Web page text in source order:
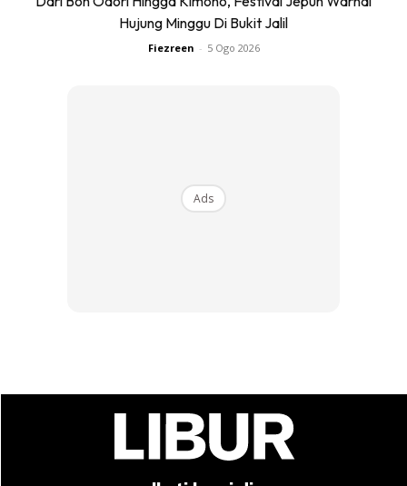
Scuba Divingseperti yang anda tidak
Ads
Hujung Minggu Di Bukit Jalil
Fiezreen - 5 Ogo 2026
Ads